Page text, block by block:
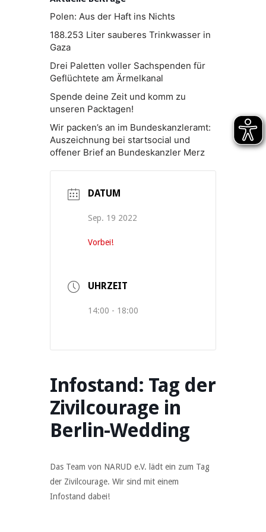
Polen: Aus der Haft ins Nichts
188.253 Liter sauberes Trinkwasser in
Gaza
Drei Paletten voller Sachspenden für
Geflüchtete am Ärmelkanal
Spende deine Zeit und komm zu
unseren Packtagen!
Wir packen’s an im Bundeskanzleramt:
Auszeichnung bei startsocial und
offener Brief an Bundeskanzler Merz
DATUM
Sep. 19 2022
Vorbei!
UHRZEIT
14:00 - 18:00
Infostand: Tag der
Zivilcourage in
Berlin-Wedding
Das Team von NARUD e.V. lädt ein zum Tag
der Zivilcourage. Wir sind mit einem
Infostand dabei!